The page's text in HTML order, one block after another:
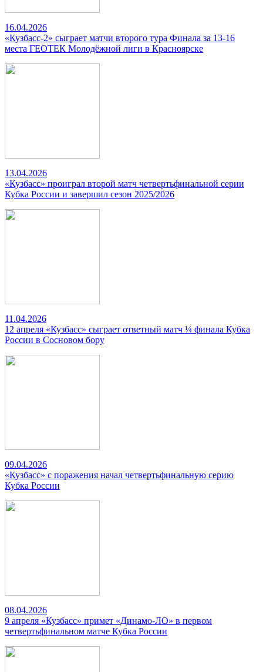
16.04.2026
«Кузбасс-2» сыграет матчи второго тура Финала за 13-16
места ГЕОТЕК Молодёжной лиги в Красноярске
13.04.2026
«Кузбасс» проиграл второй матч четвертьфинальной серии
Кубка России и завершил сезон 2025/2026
11.04.2026
12 апреля «Кузбасс» сыграет ответный матч ¼ финала Кубка
России в Сосновом бору
09.04.2026
«Кузбасс» с поражения начал четвертьфинальную серию
Кубка России
08.04.2026
9 апреля «Кузбасс» примет «Динамо-ЛО» в первом
четвертьфинальном матче Кубка России